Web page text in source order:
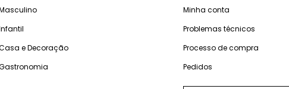
e Decoração
Minha conta
Problemas técnicos
Processo de compra
Pedidos